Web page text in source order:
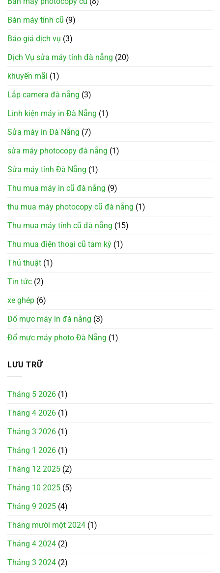
Bán máy tính cũ (9)
Báo giá dịch vụ (3)
Dịch Vụ sửa máy tính đà nẵng (20)
khuyến mãi (1)
Lắp camera đà nẵng (3)
Linh kiện máy in Đà Nẵng (1)
Sửa máy in Đà Nẵng (7)
sửa máy photocopy đà nẵng (1)
Sửa máy tính Đà Nẵng (1)
Thu mua máy in cũ đà nẵng (9)
thu mua máy photocopy cũ đà nẵng (1)
Thu mua máy tính cũ đà nẵng (15)
Thu mua điện thoại cũ tam kỳ (1)
Thủ thuật (1)
Tin tức (2)
xe ghép (6)
Đổ mực máy in đà nẵng (3)
Đổ mực máy photo Đà Nẵng (1)
LƯU TRỮ
Tháng 5 2026 (1)
Tháng 4 2026 (1)
Tháng 3 2026 (1)
Tháng 1 2026 (1)
Tháng 12 2025 (2)
Tháng 10 2025 (5)
Tháng 9 2025 (4)
Tháng mười một 2024 (1)
Tháng 4 2024 (2)
Tháng 3 2024 (2)